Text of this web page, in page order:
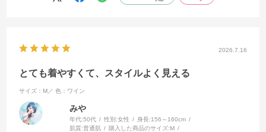
2026.7.16
とても着やすくて、スタイルよく見える
サイズ：M／ 色：ワイン
みや
年代:50代 性別:女性 身長:156～160cm
肌質:普通肌 購入した商品のサイズ:M